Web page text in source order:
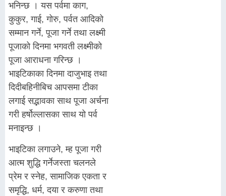
भनिन्छ । यस पर्वमा काग,
कुकुर, गाई, गोरु, पर्वत आदिको
सम्मान गर्ने, पूजा गर्ने तथा लक्ष्मी
पूजाको दिनमा भगवती लक्ष्मीको
पूजा आराधना गरिन्छ ।
भाइटिकाका दिनमा दाजुभाइ तथा
दिदीबहिनीबिच आपसमा टीका
लगाई सद्भावका साथ पूजा अर्चना
गरी हर्षोल्लासका साथ यो पर्व
मनाइन्छ ।
भाइटिका लगाउने, म्ह पूजा गरी
आत्म शुद्धि गर्नेजस्ता चलनले
प्रेम र स्नेह, सामाजिक एकता र
समृद्धि, धर्म, दया र करुणा तथा